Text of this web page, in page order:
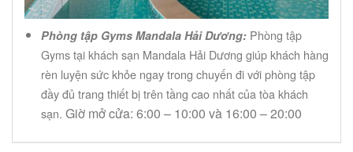
Phòng tập Gyms Mandala Hải Dương: Phòng tập
Gyms tại khách sạn Mandala Hải Dương giúp khách hàng
rèn luyện sức khỏe ngay trong chuyến đi với phòng tập
đầy đủ trang thiết bị trên tầng cao nhất của tòa khách
sạn. Giờ mở cửa: 6:00 – 10:00 và 16:00 – 20:00